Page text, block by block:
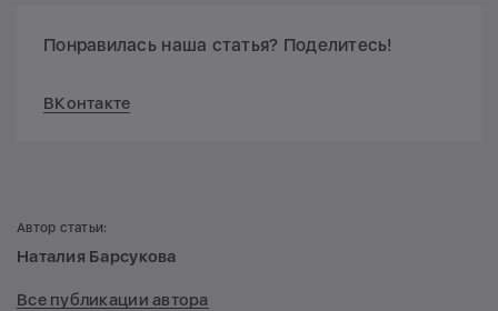
Понравилась наша статья? Поделитесь!
ВКонтакте
Автор статьи:
Наталия Барсукова
Все публикации автора